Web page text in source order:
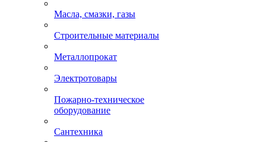
Масла, смазки, газы
Строительные материалы
Металлопрокат
Электротовары
Пожарно-техническое
оборудование
Сантехника